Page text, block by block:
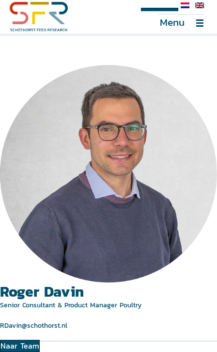
SFR Portal
Menu
Roger Davin
Senior Consultant & Product Manager Poultry
RDavin@schothorst.nl
Naar Team